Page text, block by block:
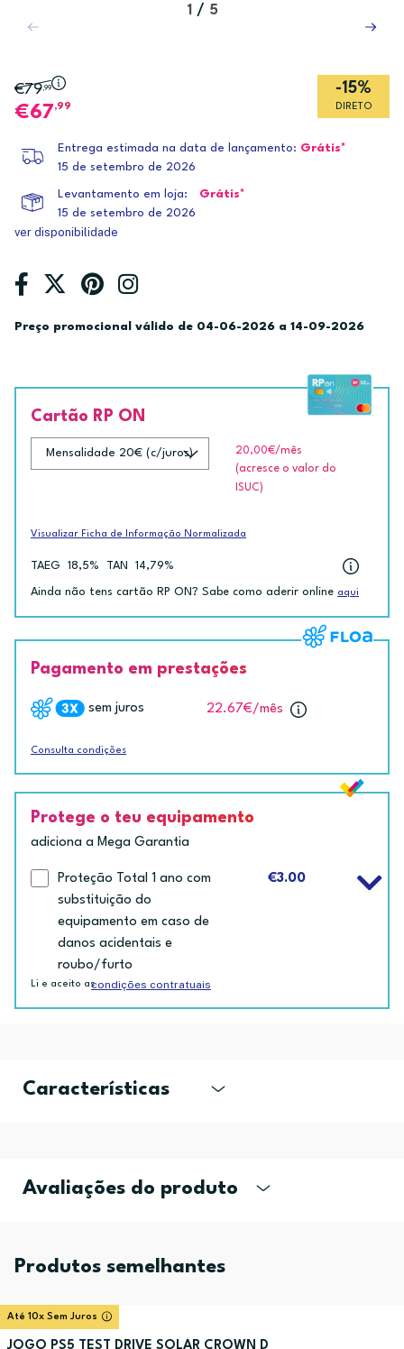
1 / 5
€79,99 -15%
DIRETO
67,99
Entrega estimada na data de lançamento:
15 de setembro de 2026
Grátis*
Levantamento em loja:
15 de setembro de 2026
Grátis*
ver disponibilidade
Preço promocional válido de 04-06-2026 a 14-09-2026
Cartão RP ON
20,00€/mês
(acresce o valor do
ISUC)
Visualizar Ficha de Informação Normalizada
TAEG 18,5% TAN 14,79%
Ainda não tens cartão RP ON? Sabe como aderir online aqui
Pagamento em prestações
sem juros 22.67€/mês
Consulta condições
Protege o teu equipamento
adiciona a Mega Garantia
Proteção Total 1 ano com
substituição do
equipamento em caso de
danos acidentais e
roubo/furto
€3.00
Li e aceito ascondições contratuais
Características
Avaliações do produto
Produtos semelhantes
Até 10x Sem Juros
JOGO PS5 TEST DRIVE SOLAR CROWN D